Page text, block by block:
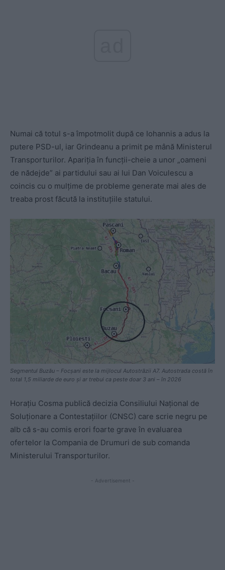
Numai că totul s-a împotmolit după ce Iohannis a adus la
putere PSD-ul, iar Grindeanu a primit pe mână Ministerul
Transporturilor. Apariția în funcții-cheie a unor „oameni
de nădejde” ai partidului sau ai lui Dan Voiculescu a
coincis cu o mulțime de probleme generate mai ales de
treaba prost făcută la instituțiile statului.
Segmentul Buzău – Focșani este la mijlocul Autostrăzii A7. Autostrada costă în
total 1,5 miliarde de euro și ar trebui ca peste doar 3 ani – în 2026
Horațiu Cosma publică decizia Consiliului Național de
Soluționare a Contestațiilor (CNSC) care scrie negru pe
alb că s-au comis erori foarte grave în evaluarea
ofertelor la Compania de Drumuri de sub comanda
Ministerului Transporturilor.
- Advertisement -